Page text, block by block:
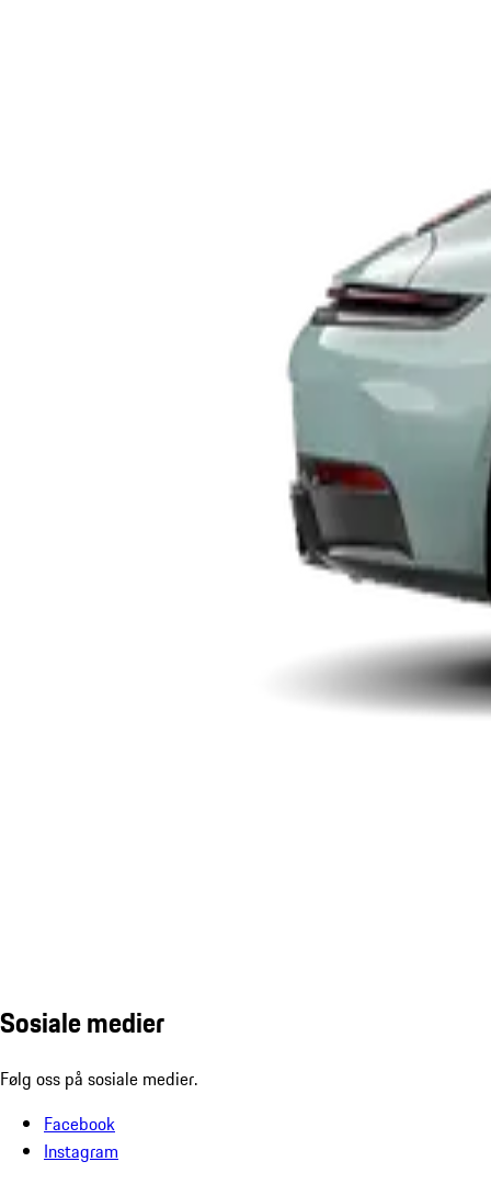
Sosiale medier
Følg oss på sosiale medier.
Facebook
Instagram